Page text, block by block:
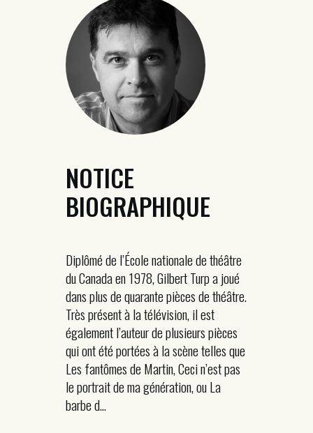
NOTICE
BIOGRAPHIQUE
Diplômé de l’École nationale de théâtre
du Canada en 1978, Gilbert Turp a joué
dans plus de quarante pièces de théâtre.
Très présent à la télévision, il est
également l’auteur de plusieurs pièces
qui ont été portées à la scène telles que
Les fantômes de Martin, Ceci n’est pas
le portrait de ma génération, ou La
barbe d...